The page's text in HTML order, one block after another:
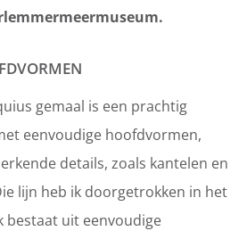
gemaal is een prachtig
eenvoudige hoofdvormen,
details, zoals kantelen en
lijn heb ik doorgetrokken in het
bestaat uit eenvoudige